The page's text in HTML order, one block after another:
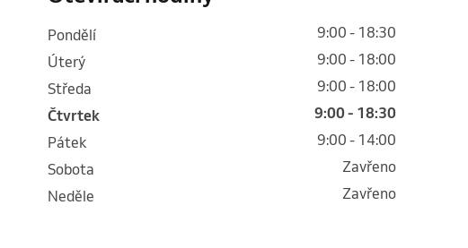
pondělí
9:00 - 18:30
úterý
9:00 - 18:00
středa
9:00 - 18:00
čtvrtek
9:00 - 18:30
pátek
9:00 - 14:00
sobota
Zavřeno
neděle
Zavřeno